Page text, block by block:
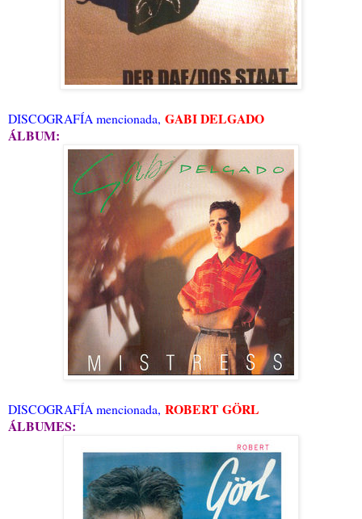
DISCOGRAFÍA mencionada, GABI DELGADO
ÁLBUM:
DISCOGRAFÍA mencionada, ROBERT GÖRL
ÁLBUMES: